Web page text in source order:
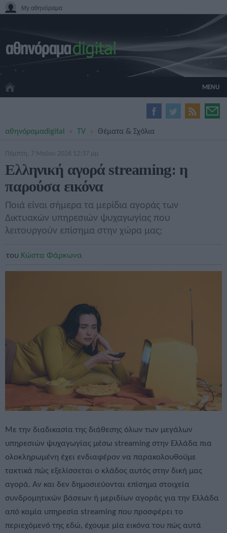
My αθηνόραμα
MENU
HOME CINEMA
GADGETS
MOVIES
TV
GAMES
SPECIALS
αθηνόραμαdigital TV Θέματα & Σχόλια
Πέμπτη, 7 Μαΐου 2026 12:37 μμ
Ελληνική αγορά streaming: η
παρούσα εικόνα
Ποιά είναι σήμερα τα μερίδια αγοράς των
Δικτυακών υπηρεσιών ψυχαγωγίας που
λειτουργούν επίσημα στην χώρα μας;
του Κώστα Φάρκωνα
Με την διαδικασία της διάθεσης όλων των μεγάλων
υπηρεσιών ψυχαγωγίας μέσω streaming στην Ελλάδα πια
ολοκληρωμένη έχει ενδιαφέρον να παρακολουθούμε
τακτικά πώς εξελίσσεται ο κλάδος αυτός στην δική μας
αγορά. Αν και δεν δημοσιεύονται επίσημα στοιχεία
συνδρομητικών βάσεων ή μεριδίων αγοράς για την Ελλάδα
από καμία υπηρεσία streaming που προσφέρει το
περιεχόμενό της εδώ, έχουμε μία εικόνα του πώς αυτά